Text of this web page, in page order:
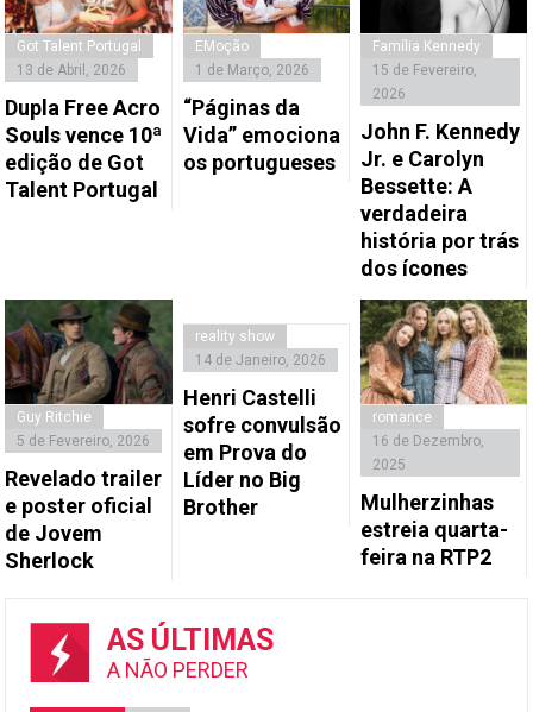
Got Talent Portugal
13 de Abril, 2026
Dupla Free Acro
Souls vence 10ª
edição de Got
Talent Portugal
EMoção
1 de Março, 2026
“Páginas da
Vida” emociona
os portugueses
Família Kennedy
15 de Fevereiro,
2026
John F. Kennedy
Jr. e Carolyn
Bessette: A
verdadeira
história por trás
dos ícones
Guy Ritchie
5 de Fevereiro, 2026
Revelado trailer
e poster oficial
de Jovem
Sherlock
reality show
14 de Janeiro, 2026
Henri Castelli
sofre convulsão
em Prova do
Líder no Big
Brother
romance
16 de Dezembro,
2025
Mulherzinhas
estreia quarta-
feira na RTP2
AS ÚLTIMAS
A NÃO PERDER